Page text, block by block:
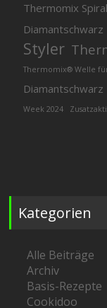
Thermomix
Diamantschwarz
Styler
Thermomix® Welle
Diamantschwarz
Week 2024
Kategorien
Alle Beiträge
Archiv
Basis-Rezepte
Cookidoo